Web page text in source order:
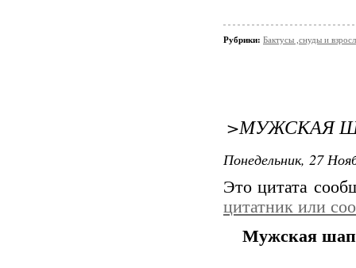
Рубрики: Бактусы ,снуды и
>МУЖСКАЯ
Понедельник, 27
Это цитата
цитатник или
Мужская